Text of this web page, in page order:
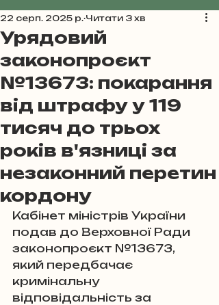
Урядовий
законопроєкт
№13673: покарання
від штрафу у 119
тисяч до трьох
років в'язниці за
незаконний перетин
кордону
22 серп. 2025 р. Читати 3 хв
Кабінет міністрів України
подав до Верховної Ради
законопроєкт №13673,
який передбачає
кримінальну
відповідальність за